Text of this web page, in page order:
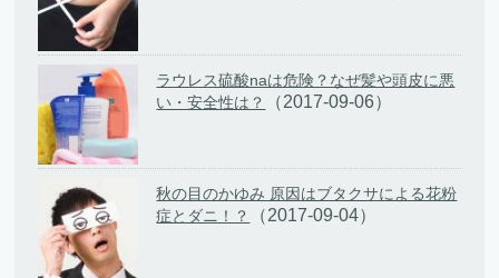
ラウレス硫酸naは危険？なぜ髪や頭皮に悪
い・安全性は？
（2017-09-06）
秋の目のかゆみ 原因はブタクサによる花粉
症とダニ！？
（2017-09-04）